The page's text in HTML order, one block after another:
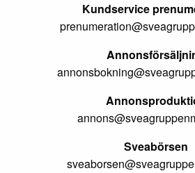
Kundservice
Sveabörsen